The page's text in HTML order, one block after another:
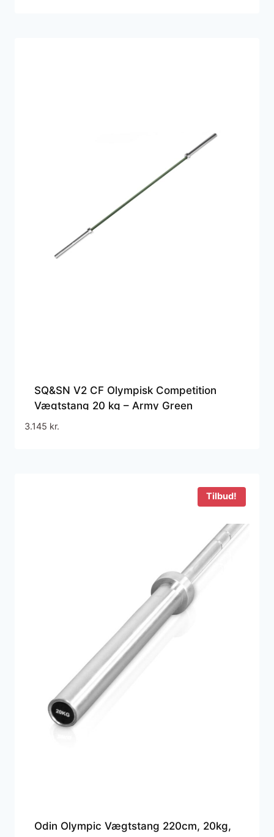
SQ&SN V2 CF Olympisk Competition
Vægtstang 20 kg – Army Green
3.145 kr.
Tilbud!
Odin Olympic Vægtstang 220cm, 20kg,